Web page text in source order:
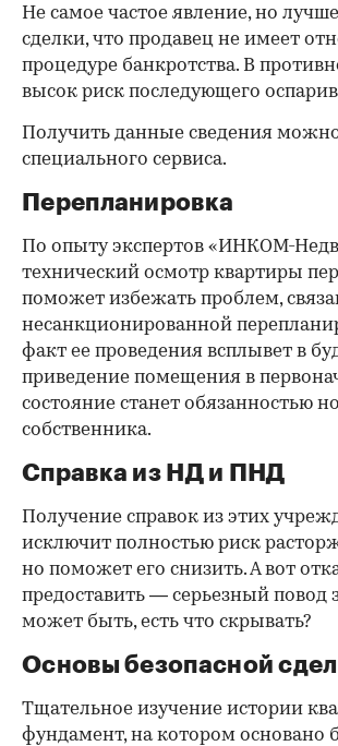
Не самое частое явление, но
сделки, что продавец не имеет
процедуре банкротства. В
высок риск последующего
Получить данные сведения
специального сервиса.
Перепланировка
По опыту экспертов «ИНКОМ-
технический осмотр квартиры
поможет избежать проблем,
несанкционированной
факт ее проведения всплывет в
приведение помещения в
состояние станет обязанностью
собственника.
Справка из НД и ПНД
Получение справок из этих
исключит полностью риск
но поможет его снизить. А вот
предоставить — серьезный повод
может быть, есть что скрывать?
Основы безопасной
Тщательное изучение истории
фундамент, на котором основано